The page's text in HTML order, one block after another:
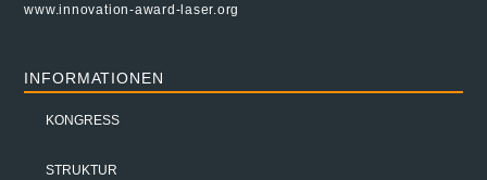
www.innovation-award-laser.org
INFORMATIONEN
KONGRESS
STRUKTUR